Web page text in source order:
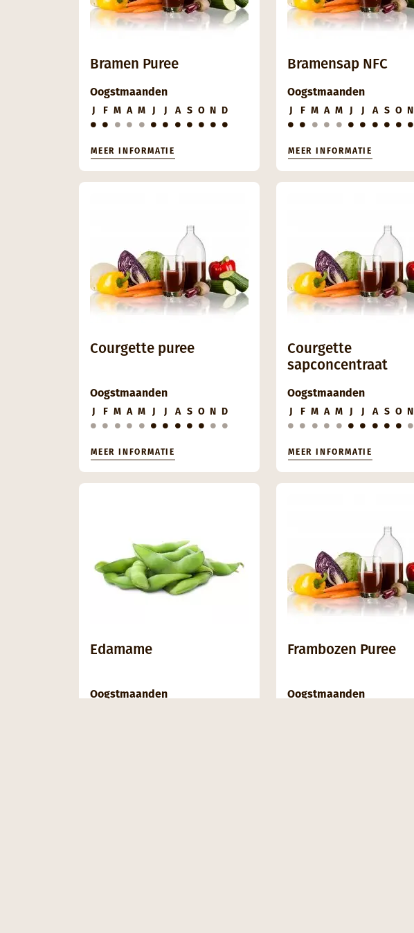
Bramen Puree
Oogstmaanden
J F M A M J J A S O N D
MEER INFORMATIE
Bramensap NFC
Oogstmaanden
J F M A M J J A S O N
MEER INFORMATIE
Courgette puree
Oogstmaanden
J F M A M J J A S O N D
MEER INFORMATIE
Courgette
sapconcentraat
Oogstmaanden
J F M A M J J A S O N
MEER INFORMATIE
Edamame
Oogstmaanden
Frambozen Puree
Oogstmaanden